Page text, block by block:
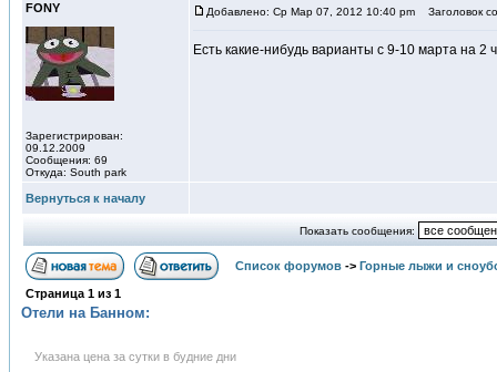
FONY
Зарегистрирован:
09.12.2009
Сообщения: 69
Откуда: South park
Добавлено: Ср Мар 07, 2012 10:40 pm Заголовок
Есть какие-нибудь варианты с 9-10 марта на
Вернуться к началу
Показать сообщения:
Список форумов -> Горные лыжи и
Страница 1 из 1
Отели на Банном: